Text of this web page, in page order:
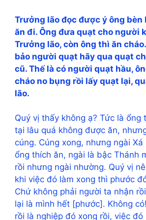
Trưởng lão đọc được ý ông bèn
ăn đi. Ông đưa quạt cho người
Trưởng lão, còn ông thì ăn
bảo người quạt hãy qua quạt
cũ. Thế là có người quạt hầu,
cháo no bụng rồi lấy quạt lại,
lão.
Quý vị thấy không ạ? Tức là ổng
tại lâu quá không được ăn,
cúng. Cúng xong, nhưng ngài
ổng thích ăn, ngài là bậc Thánh
rồi nhưng ngài nhường. Quý vị
khi việc đó làm xong thì phước
Chứ không phải người ta nhận
lại là mình hết [phước]. Không
rồi là nghiệp đó xong rồi, việc đó